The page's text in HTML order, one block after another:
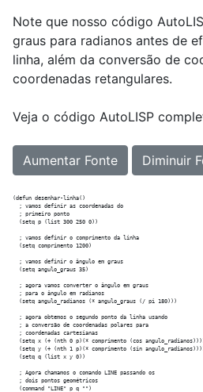
Note que nosso código
graus para radianos antes de
linha, além da conversão de
coordenadas retangulares.
Veja o código AutoLISP
Aumentar Fonte Diminuir
(defun desenhar-linha()
  ; vamos definir as coordenadas do
  ; primeiro ponto
  (setq p (list 300 250 0))
  ; vamos definir o comprimento da linha
  (setq comprimento 1200)
  ; vamos definir o ângulo em graus
  (setq angulo_graus 35)
  ; agora vamos converter o ângulo em graus
  ; para o ângulo em radianos
  (setq angulo_radianos (* angulo_graus (/ pi 180)))
  ; agora obtemos o segundo ponto da linha usando
  ; a conversão de coordenadas polares para
  ; coordenadas cartesianas
(setq x (+ (nth 0 p)(* comprimento (cos
(setq y (+ (nth 1 p)(* comprimento (sin
  (setq q (list x y 0))
  ; Agora chamamos o comando LINE passando os
  ; dois pontos geométricos
  (command "LINE" p q "")